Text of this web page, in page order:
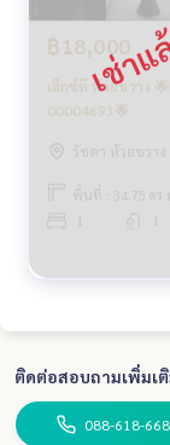
฿18,000
เอ็กซ์ที ห้วยขวาง
00004693🌟
รัชดา ห้วยขวาง
พื้นที่ : 34.75 ตร.
ติดต่อสอบถามเพิ่มเ
088-618-